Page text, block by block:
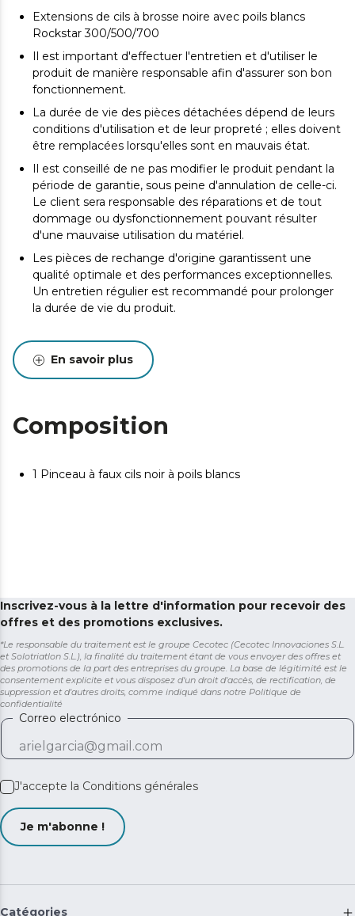
Extensions de cils à brosse noire avec poils blancs
Rockstar 300/500/700
Il est important d'effectuer l'entretien et d'utiliser le
produit de manière responsable afin d'assurer son bon
fonctionnement.
La durée de vie des pièces détachées dépend de leurs
conditions d'utilisation et de leur propreté ; elles doivent
être remplacées lorsqu'elles sont en mauvais état.
Il est conseillé de ne pas modifier le produit pendant la
période de garantie, sous peine d'annulation de celle-ci.
Le client sera responsable des réparations et de tout
dommage ou dysfonctionnement pouvant résulter
d'une mauvaise utilisation du matériel.
Les pièces de rechange d'origine garantissent une
qualité optimale et des performances exceptionnelles.
Un entretien régulier est recommandé pour prolonger
la durée de vie du produit.
En savoir plus
Composition
1 Pinceau à faux cils noir à poils blancs
Inscrivez-vous à la lettre d'information pour recevoir des
offres et des promotions exclusives.
*Le responsable du traitement est le groupe Cecotec (Cecotec Innovaciones S.L.
et Solotriatlon S.L.), la finalité du traitement étant de vous envoyer des offres et
des promotions de la part des entreprises du groupe. La base de légitimité est le
consentement explicite et vous disposez d'un droit d'accès, de rectification, de
suppression et d'autres droits, comme indiqué dans notre Politique de
confidentialité
Correo electrónico
J'accepte la Conditions générales
Je m'abonne !
Catégories